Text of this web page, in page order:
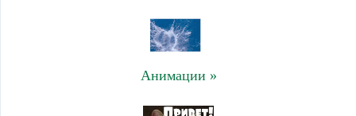
Анимации »